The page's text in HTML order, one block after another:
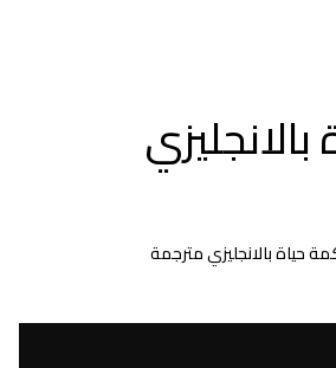
حياة بالانجليزي مترجمة